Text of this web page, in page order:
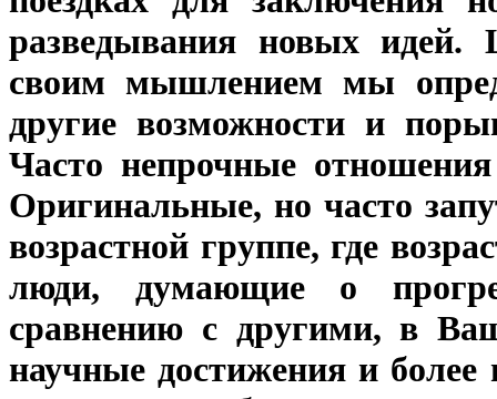
разведывания новых
своим мышлением мы
другие возможности и
Часто непрочные
Оригинальные, но часто
возрастной группе, где
люди, думающие о
сравнению с другими, в
научные достижения и